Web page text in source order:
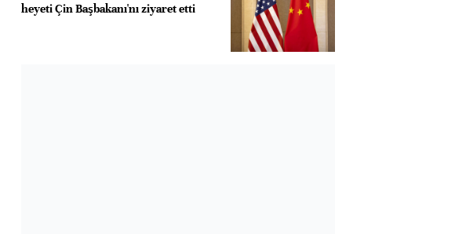
heyeti Çin Başbakanı'nı ziyaret etti